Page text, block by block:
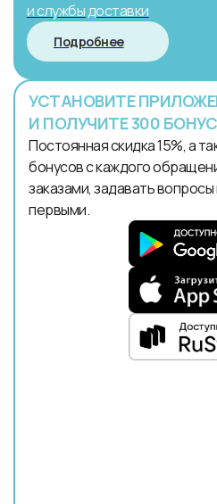
и службы доставки
Подробнее
УСТАНОВИТЕ
И ПОЛУЧИТЕ 300
Постоянная скидка 15%, а
бонусов с каждого
заказами, задавать вопросы
первыми.